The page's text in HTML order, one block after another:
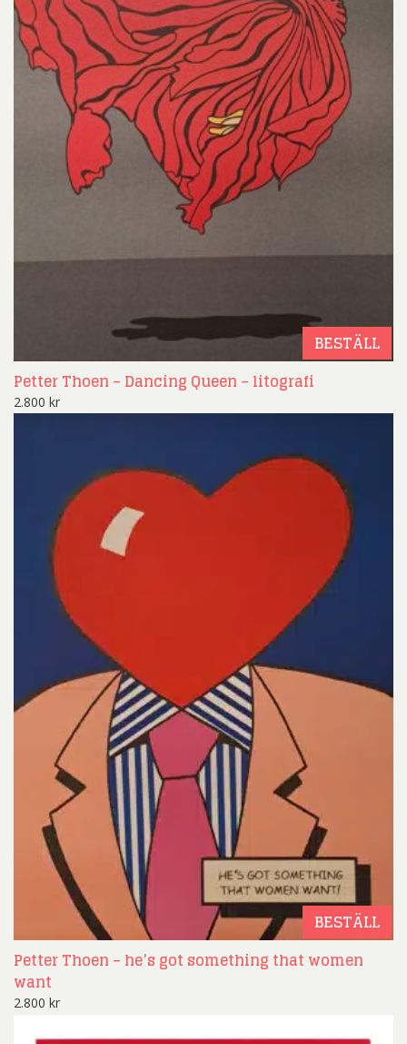
BESTÄLL
Petter Thoen – Dancing Queen – litografi
2.800 kr
BESTÄLL
Petter Thoen – he’s got something that women
want
2.800 kr